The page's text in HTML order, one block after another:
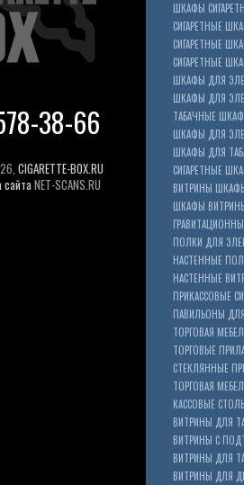
38-66
CIGARETTE-BOX.RU
сайтаNET-SCANS.RU
ШКАФЫ
СИГАРЕТНЫЕ
СИГАРЕТНЫЕ
СИГАРЕТНЫЕ
ШКАФЫ ДЛЯ
ШКАФЫ ДЛЯ
ТАБАЧНЫЕ
ШКАФЫ ДЛЯ
ШКАФЫ ДЛЯ
СИГАРЕТНЫЕ
ВИТРИНЫ
ШКАФЫ
ПОЛКИ ДЛЯ
НАСТЕННЫЕ
НАСТЕННЫЕ
ПРИКАССОВЫЕ
ПАВИЛЬОНЫ
ТОРГОВАЯ
ТОРГОВЫЕ
СТЕКЛЯННЫЕ
ТОРГОВАЯ
КАССОВЫЕ
ВИТРИНЫ ДЛЯ
ВИТРИНЫ С
ВИТРИНЫ ДЛЯ
ВИТРИНЫ ДЛЯ